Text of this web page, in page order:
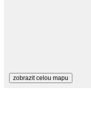
zobrazit celou mapu